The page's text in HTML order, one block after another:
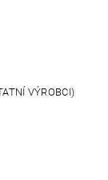
VÝROBCI)